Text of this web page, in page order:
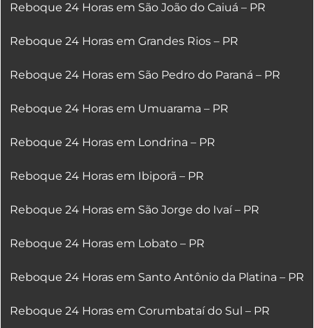
Reboque 24 Horas em São João do Caiuá – PR
Reboque 24 Horas em Grandes Rios – PR
Reboque 24 Horas em São Pedro do Paraná – PR
Reboque 24 Horas em Umuarama – PR
Reboque 24 Horas em Londrina – PR
Reboque 24 Horas em Ibiporã – PR
Reboque 24 Horas em São Jorge do Ivaí – PR
Reboque 24 Horas em Lobato – PR
Reboque 24 Horas em Santo Antônio da Platina – PR
Reboque 24 Horas em Corumbataí do Sul – PR